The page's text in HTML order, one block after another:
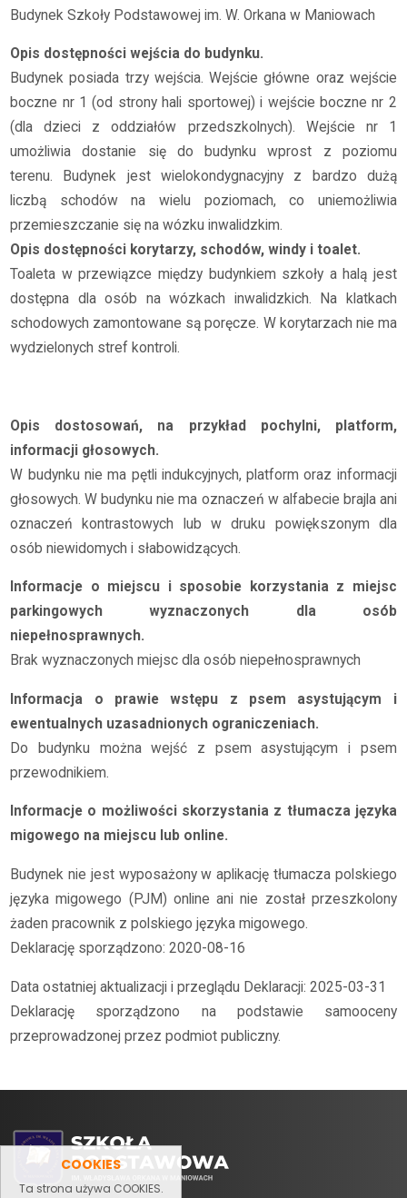
COOKIES
Ta strona używa COOKIES.
Budynek Szkoły Podstawowej im. W. Orkana w Maniowach
Opis dostępności wejścia do budynku.
Budynek posiada trzy wejścia. Wejście główne oraz wejście
boczne nr 1 (od strony hali sportowej) i wejście boczne nr 2
(dla dzieci z oddziałów przedszkolnych). Wejście nr 1
umożliwia dostanie się do budynku wprost z poziomu
terenu.
Budynek jest wielokondygnacyjny z bardzo dużą
liczbą schodów na wielu poziomach, co uniemożliwia
przemieszczanie się na wózku inwalidzkim.
Opis dostępności korytarzy, schodów, windy i toalet.
Toaleta w przewiązce między budynkiem szkoły a halą jest
dostępna dla osób na wózkach inwalidzkich. Na klatkach
schodowych zamontowane są poręcze. W korytarzach nie ma
wydzielonych stref kontroli.
Opis dostosowań, na przykład pochylni, platform,
informacji głosowych.
W budynku nie ma pętli indukcyjnych, platform oraz informacji
głosowych. W budynku nie ma oznaczeń w alfabecie brajla ani
oznaczeń kontrastowych lub w druku powiększonym dla
osób niewidomych i słabowidzących.
Informacje o miejscu i sposobie korzystania z miejsc
parkingowych wyznaczonych dla osób
niepełnosprawnych.
Brak wyznaczonych miejsc dla osób niepełnosprawnych
Informacja o prawie wstępu z psem asystującym i
ewentualnych uzasadnionych ograniczeniach.
Do budynku można wejść z psem asystującym i psem
przewodnikiem.
Informacje o możliwości skorzystania z tłumacza języka
migowego na miejscu lub online.
Budynek nie jest wyposażony w aplikację tłumacza polskiego
języka migowego (PJM) online ani nie został przeszkolony
żaden pracownik z polskiego języka migowego.
Deklarację sporządzono: 2020-08-16
Data ostatniej aktualizacji i przeglądu Deklaracji: 2025-03-31
Deklarację sporządzono na podstawie samooceny
przeprowadzonej przez podmiot publiczny.